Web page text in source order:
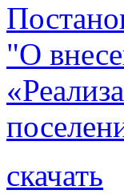
"О
скачать